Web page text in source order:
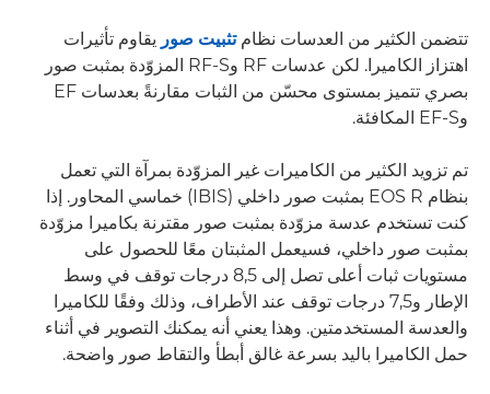
تتضمن الكثير من العدسات نظامتثبيت صور يقاوم تأثيرات
اهتزاز الكاميرا. لكن عدسات RF وRF-S المزوّدة بمثبت صور
بصري تتميز بمستوى محسّن من الثبات مقارنةً بعدسات EF
وEF-S المكافئة.
تم تزويد الكثير من الكاميرات غير المزوّدة بمرآة التي تعمل
بنظام EOS R بمثبت صور داخلي (IBIS) خماسي المحاور. إذا
كنت تستخدم عدسة مزوّدة بمثبت صور مقترنة بكاميرا مزوّدة
بمثبت صور داخلي، فسيعمل المثبتان معًا للحصول على
مستويات ثبات أعلى تصل إلى 8,5 درجات توقف في وسط
الإطار و7,5 درجات توقف عند الأطراف، وذلك وفقًا للكاميرا
والعدسة المستخدمتين. وهذا يعني أنه يمكنك التصوير في أثناء
حمل الكاميرا باليد بسرعة غالق أبطأ والتقاط صور واضحة.